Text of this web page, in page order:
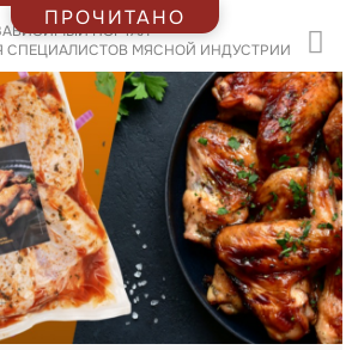
ПОРТАЛ
СПЕЦИАЛИСТОВ МЯСНОЙ ИНДУСТРИИ
ПРОЧИТАНО